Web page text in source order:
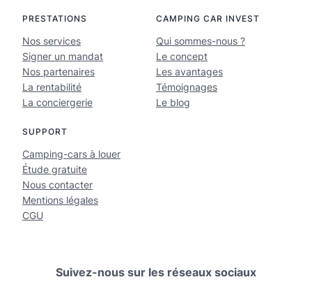
PRESTATIONS
Nos services
Signer un mandat
Nos partenaires
La rentabilité
La conciergerie
CAMPING CAR INVEST
Qui sommes-nous ?
Le concept
Les avantages
Témoignages
Le blog
SUPPORT
Camping-cars à louer
Étude gratuite
Nous contacter
Mentions légales
CGU
Suivez-nous sur les réseaux sociaux